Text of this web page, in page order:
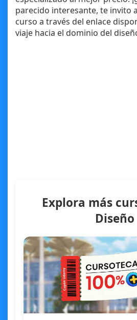
parecido interesante, te invito
curso a través del enlace
viaje hacia el dominio del
Explora más
Diseño